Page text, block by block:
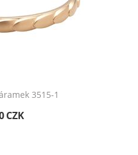
3515-1
CZK